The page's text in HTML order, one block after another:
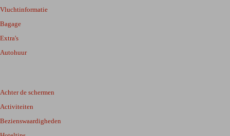
Vluchtinformatie
Bagage
Extra's
Autohuur
Achter de schermen
Activiteiten
Bezienswaardigheden